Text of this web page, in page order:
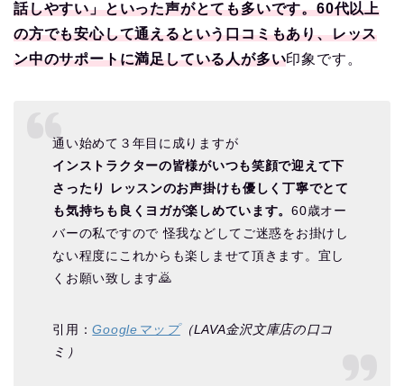
話しやすい」といった声がとても多いです。60代以上
の方でも安心して通えるという口コミもあり、レッス
ン中のサポートに満足している人が多い印象です。
通い始めて３年目に成りますが
インストラクターの皆様がいつも笑顔で迎えて下
さったり レッスンのお声掛けも優しく丁寧でとて
も気持ちも良くヨガが楽しめています。60歳オー
バーの私ですので 怪我などしてご迷惑をお掛けし
ない程度にこれからも楽しませて頂きます。宜し
くお願い致します🙇
引用：Googleマップ（LAVA金沢文庫店の口コ
ミ）